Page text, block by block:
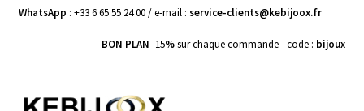
WhatsApp : +33 6 65 55 24 00 / e-mail : service-clients@kebijoox.fr
BON PLAN -15%sur chaque commande - code : bijoux
Aller
Aller
Recherche